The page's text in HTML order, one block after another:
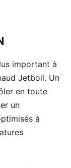
important à
Jetboil. Un
en toute
un
à